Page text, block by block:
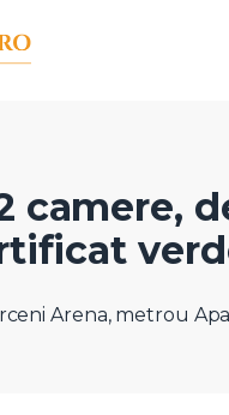
camere,
Arena, metrou